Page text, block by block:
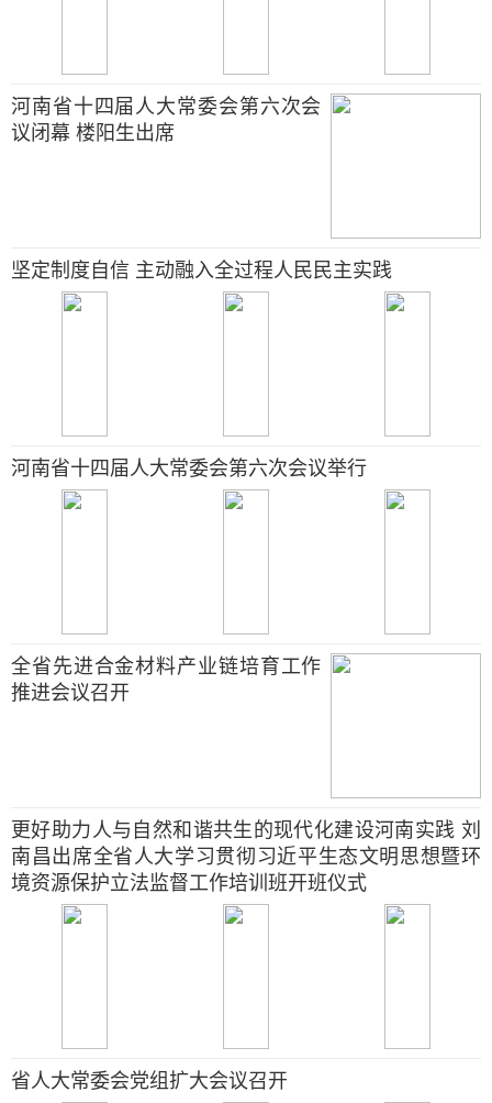
河南省十四届人大常委会第六次会
议闭幕 楼阳生出席
坚定制度自信 主动融入全过程人民民主实践
河南省十四届人大常委会第六次会议举行
全省先进合金材料产业链培育工作
推进会议召开
更好助力人与自然和谐共生的现代化建设河南实践 刘
南昌出席全省人大学习贯彻习近平生态文明思想暨环
境资源保护立法监督工作培训班开班仪式
省人大常委会党组扩大会议召开